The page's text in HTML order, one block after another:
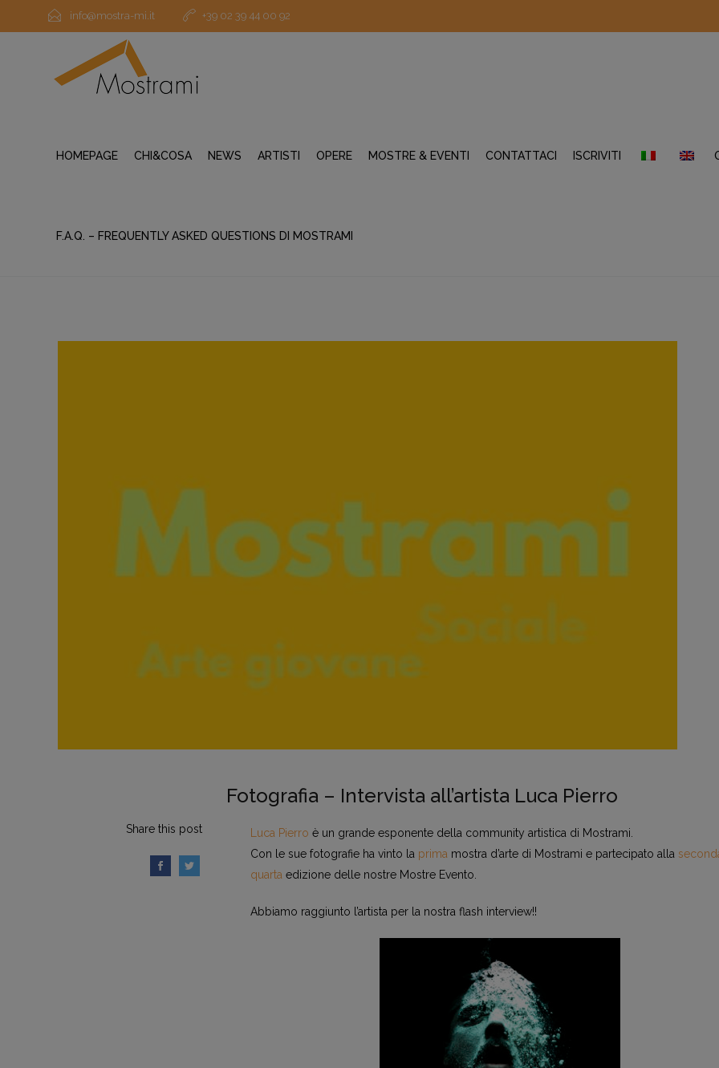
info@mostra-mi.it +39 02 39 44 00 92
HOMEPAGE CHI&COSA NEWS ARTISTI OPERE MOSTRE & EVENTI CONTATTACI ISCRIVITI
F.A.Q. – FREQUENTLY ASKED QUESTIONS DI MOSTRAMI
Fotografia – Intervista all’artista Luca Pierro
Share this post Luca Pierro è un grande esponente della community artistica di Mostrami.
Con le sue fotografie ha vinto la prima mostra d’arte di Mostrami e partecipato alla
quarta edizione delle nostre Mostre Evento.
Abbiamo raggiunto l’artista per la nostra flash interview!!